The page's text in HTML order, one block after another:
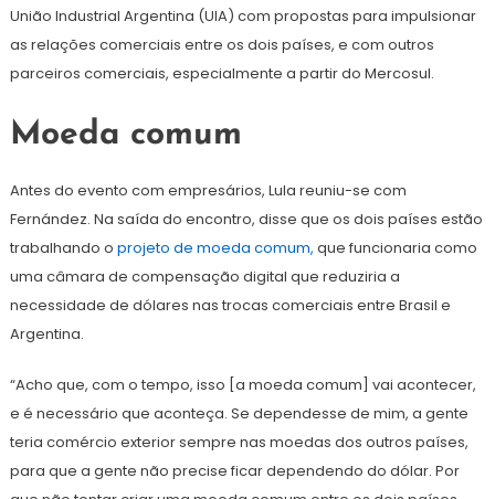
União Industrial Argentina (UIA) com propostas para impulsionar
as relações comerciais entre os dois países, e com outros
parceiros comerciais, especialmente a partir do Mercosul.
Moeda comum
Antes do evento com empresários, Lula reuniu-se com
Fernández. Na saída do encontro, disse que os dois países estão
trabalhando o projeto de moeda comum, que funcionaria como
uma câmara de compensação digital que reduziria a
necessidade de dólares nas trocas comerciais entre Brasil e
Argentina.
“Acho que, com o tempo, isso [a moeda comum] vai acontecer,
e é necessário que aconteça. Se dependesse de mim, a gente
teria comércio exterior sempre nas moedas dos outros países,
para que a gente não precise ficar dependendo do dólar. Por